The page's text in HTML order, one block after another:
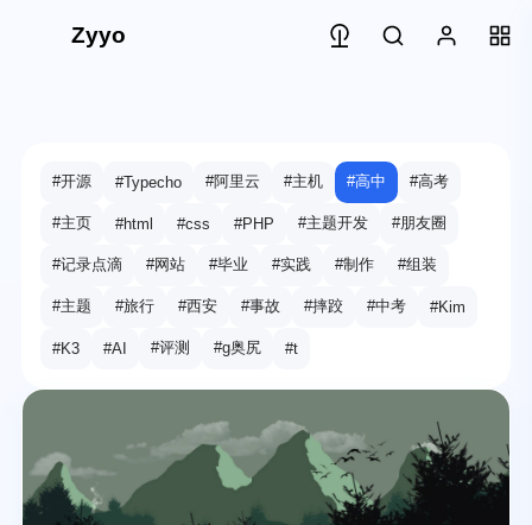
Zyyo
#开源 #Typecho #阿里云 #主机 #高中 #高考
#主页 #html #css #PHP #主题开发 #朋友圈
#记录点滴 #网站 #毕业 #实践 #制作 #组装
#主题 #旅行 #西安 #事故 #摔跤 #中考 #Kim
#K3 #AI #评测 #g奥尻 #t